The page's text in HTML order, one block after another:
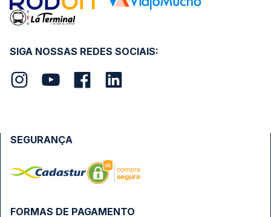
SIGA NOSSAS REDES SOCIAIS:
FORMAS DE PAGAMENTO
SEGURANÇA